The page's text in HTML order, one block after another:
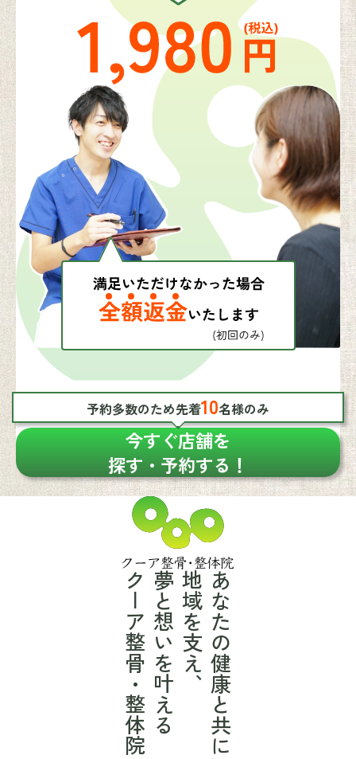
予約多数のため先着10名様のみ
今すぐ店舗を
探す・予約する！
あなたの健康と共に
地域を支え、
夢と想いを叶える
クーア整骨・整体院